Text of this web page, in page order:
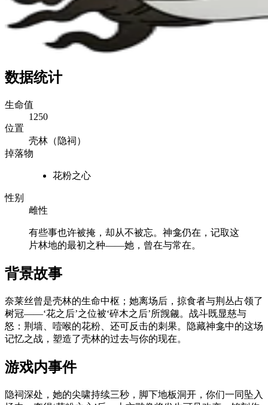
数据统计
生命值
1250
位置
壳林（隐祠）
掉落物
花粉之心
性别
雌性
有些事也许被掩，却从不被忘。神龛仍在，记取这
片林地的最初之种——她，曾在与常在。
背景故事
奈莱丝曾是壳林的生命中枢；她离场后，掠食者与荆丛占领了
树冠——‘花之后’之位被‘碎木之后’所觊觎。战斗既显慈与
怒：荆墙、噎喉的花粉、还可反击的刺果。隐藏神龛中的这场
记忆之战，塑造了壳林的过去与你的现在。
游戏内事件
隐祠深处，她的尖啸持续三秒，脚下地板洞开，你们一同坠入